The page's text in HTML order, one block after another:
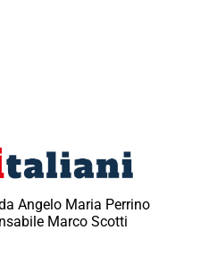
Angelo Maria Perrino
Marco Scotti